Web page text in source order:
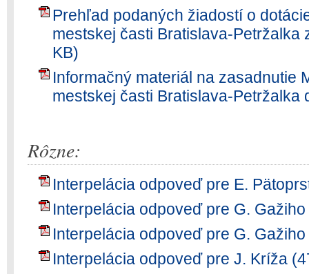
Prehľad podaných žiadostí o
mestskej časti Bratislava-Petržalka
KB)
Informačný materiál na zasadnutie
mestskej časti Bratislava-Petržalka
Rôzne:
Interpelácia odpoveď pre E.
Interpelácia odpoveď pre G.
Interpelácia odpoveď pre G.
Interpelácia odpoveď pre J. Kríža